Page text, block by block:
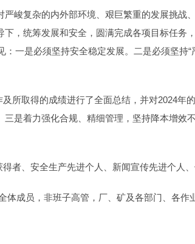
峻复杂的内外部环境、艰巨繁重的发展挑战
，统筹发展和安全，圆满完成各项目标任务
一是必须坚持安全稳定发展。二是必须坚持
所取得的成绩进行了全面总结，并对2024年
是着力强化合规、精细管理，坚持降本增效
者、安全生产先进个人、新闻宣传先进个人
体成员，非班子高管，厂、矿及各部门、各